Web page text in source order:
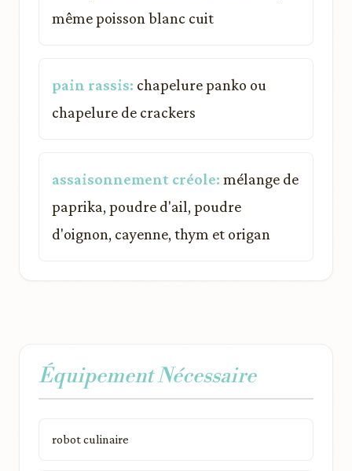
même poisson blanc cuit
pain rassis: chapelure panko ou
chapelure de crackers
assaisonnement créole: mélange de
paprika, poudre d'ail, poudre
d'oignon, cayenne, thym et origan
Équipement Nécessaire
robot culinaire